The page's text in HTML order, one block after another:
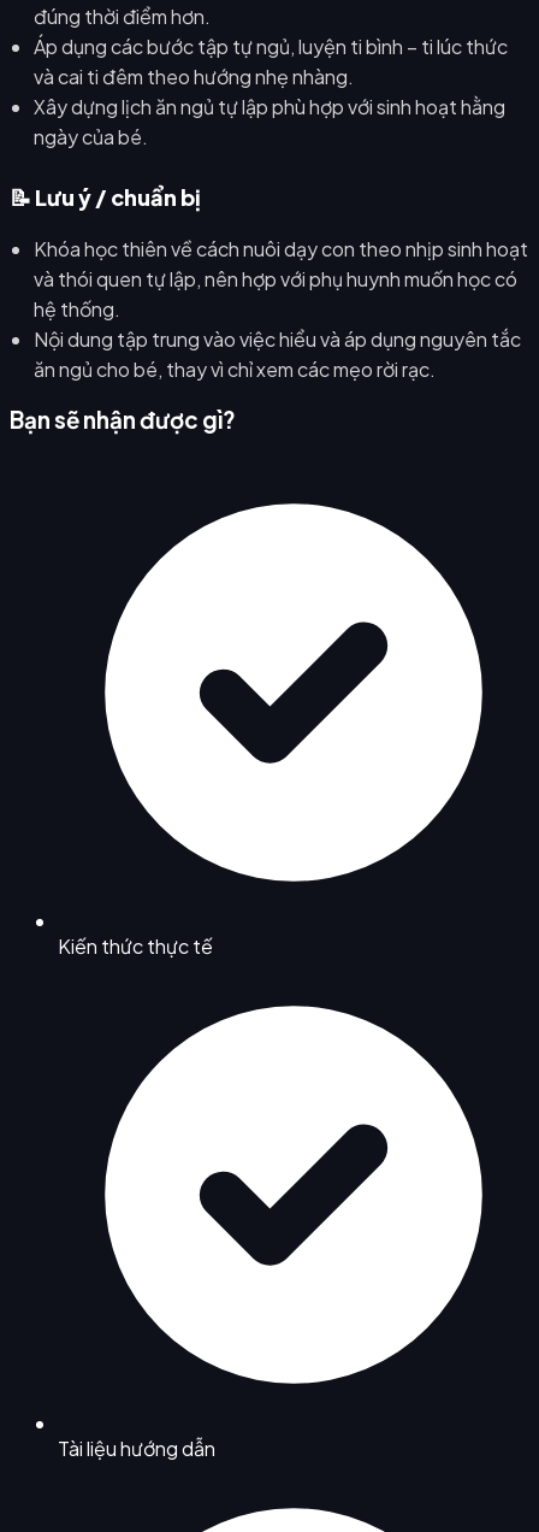
đúng thời điểm hơn.
Áp dụng các bước tập tự ngủ, luyện ti bình – ti lúc thức
và cai ti đêm theo hướng nhẹ nhàng.
Xây dựng lịch ăn ngủ tự lập phù hợp với sinh hoạt hằng
ngày của bé.
📝 Lưu ý / chuẩn bị
Khóa học thiên về cách nuôi dạy con theo nhịp sinh hoạt
và thói quen tự lập, nên hợp với phụ huynh muốn học có
hệ thống.
Nội dung tập trung vào việc hiểu và áp dụng nguyên tắc
ăn ngủ cho bé, thay vì chỉ xem các mẹo rời rạc.
Bạn sẽ nhận được gì?
Kiến thức thực tế
Tài liệu hướng dẫn